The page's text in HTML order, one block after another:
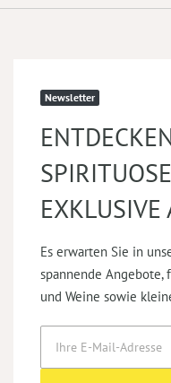
Newsletter
EXKLUSIVE
Es erwarten Sie in
spannende
und Weine sowie